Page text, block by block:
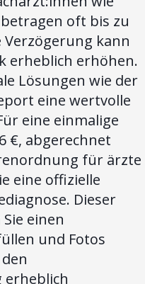
oft bis zu
Verzögerung kann
erheblich erhöhen.
Lösungen wie der
eine wertvolle
eine einmalige
€, abgerechnet
für ärzte
eine offizielle
Dieser
einen
und Fotos
erheblich